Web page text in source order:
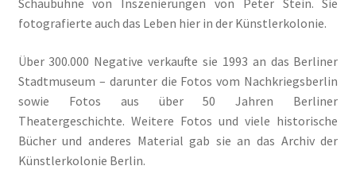
Schaubühne von Inszenierungen von Peter Stein. Sie
fotografierte auch das Leben hier in der Künstlerkolonie.
Über 300.000 Negative verkaufte sie 1993 an das Berliner
Stadtmuseum – darunter die Fotos vom Nachkriegsberlin
sowie Fotos aus über 50 Jahren Berliner
Theatergeschichte. Weitere Fotos und viele historische
Bücher und anderes Material gab sie an das Archiv der
Künstlerkolonie Berlin.